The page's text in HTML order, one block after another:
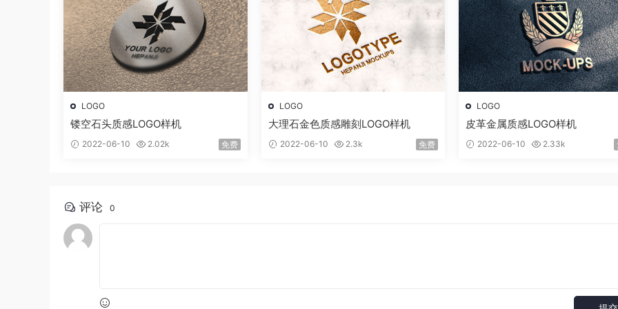
LOGO
镂空石头质感LOGO样机
2022-06-10 2.02k 免费
LOGO
大理石金色质感雕刻LOGO样机
2022-06-10 2.3k 免费
LOGO
皮革金属质感LOGO样机
2022-06-10 2.33k
评论 0